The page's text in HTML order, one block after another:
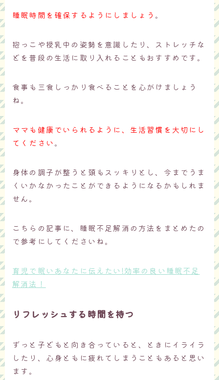
睡眠時間を確保するようにしましょう 。
抱っこや授乳中の姿勢を意識したり、ストレッチな
どを普段の生活に取り入れることもおすすめです。
食事も三食しっかり食べることを心がけましょう
ね。
ママも健康でいられるように、生活習慣を大切にし
てください。
身体の調子が整うと頭もスッキリとし、今までうま
くいかなかったことができるようになるかもしれま
せん。
こちらの記事に、睡眠不足解消の方法をまとめたの
で参考にしてくださいね。
育児で眠いあなたに伝えたい!効率の良い睡眠不足
解消法！
リフレッシュする時間を持つ
ずっと子どもと向き合っていると、ときにイライラ
したり、心身ともに疲れてしまうこともあると思い
ます。